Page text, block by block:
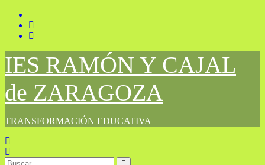
Saltar
contenido
IES RAMÓN Y CAJAL
de ZARAGOZA
TRANSFORMACIÓN EDUCATIVA